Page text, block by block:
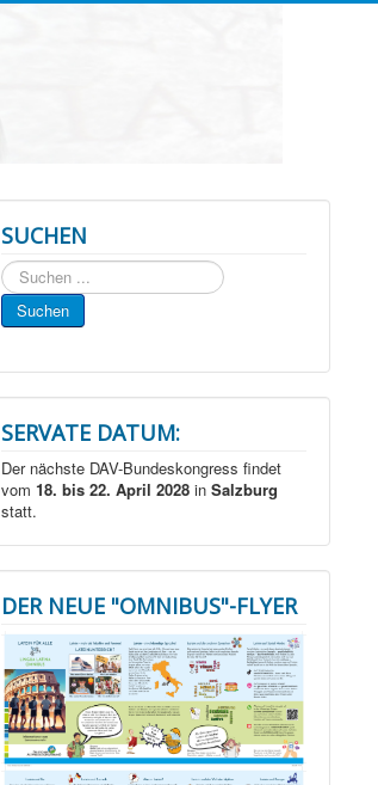
SUCHEN
Suchen
...
Suchen
SERVATE DATUM:
Der nächste DAV-Bundeskongress findet
vom18. bis 22. April 2028 inSalzburg
statt.
DER NEUE "OMNIBUS"-FLYER